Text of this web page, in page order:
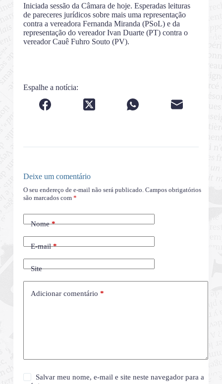
Iniciada sessão da Câmara de hoje. Esperadas leituras
de pareceres jurídicos sobre mais uma representação
contra a vereadora Fernanda Miranda (PSoL) e da
representação do vereador Ivan Duarte (PT) contra o
vereador Cauê Fuhro Souto (PV).
Espalhe a notícia:
Deixe um comentário
O seu endereço de e-mail não será publicado. Campos obrigatórios
são marcados com *
Nome*
E-mail*
Site
Adicionar comentário *
Salvar meu nome, e-mail e site neste navegador para a